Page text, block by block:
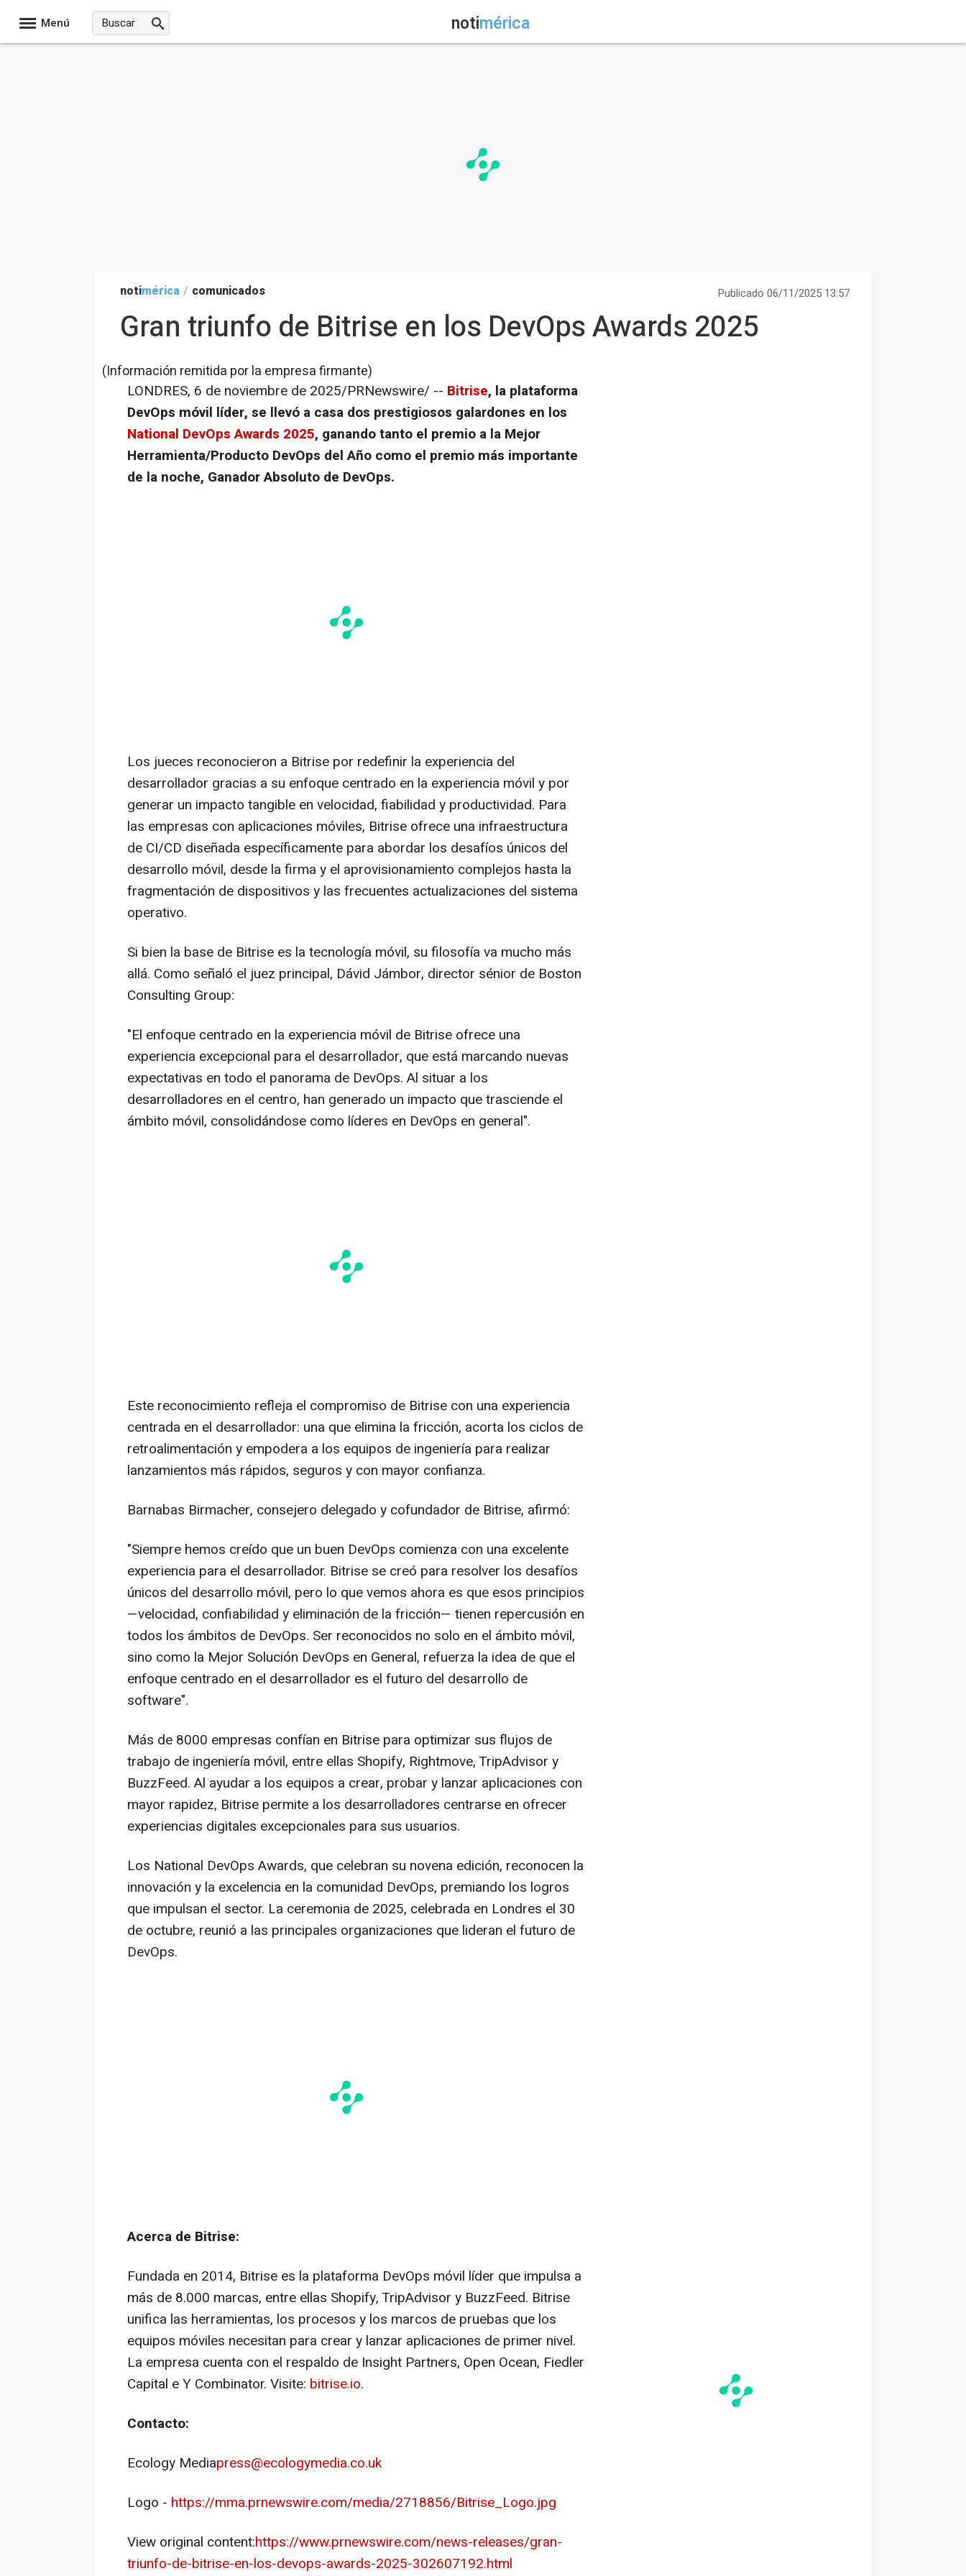
Menú notimérica
notimérica / comunicados Publicado 06/11/2025 13:57
Gran triunfo de Bitrise en los DevOps Awards 2025
(Información remitida por la empresa firmante)
LONDRES, 6 de noviembre de 2025/PRNewswire/ -- Bitrise, la plataforma
DevOps móvil líder, se llevó a casa dos prestigiosos galardones en los
National DevOps Awards 2025, ganando tanto el premio a la Mejor
Herramienta/Producto DevOps del Año como el premio más importante
de la noche, Ganador Absoluto de DevOps.
Los jueces reconocieron a Bitrise por redefinir la experiencia del
desarrollador gracias a su enfoque centrado en la experiencia móvil y por
generar un impacto tangible en velocidad, fiabilidad y productividad. Para
las empresas con aplicaciones móviles, Bitrise ofrece una infraestructura
de CI/CD diseñada específicamente para abordar los desafíos únicos del
desarrollo móvil, desde la firma y el aprovisionamiento complejos hasta la
fragmentación de dispositivos y las frecuentes actualizaciones del sistema
operativo.
Si bien la base de Bitrise es la tecnología móvil, su filosofía va mucho más
allá. Como señaló el juez principal, Dávid Jámbor, director sénior de Boston
Consulting Group:
"El enfoque centrado en la experiencia móvil de Bitrise ofrece una
experiencia excepcional para el desarrollador, que está marcando nuevas
expectativas en todo el panorama de DevOps. Al situar a los
desarrolladores en el centro, han generado un impacto que trasciende el
ámbito móvil, consolidándose como líderes en DevOps en general".
Este reconocimiento refleja el compromiso de Bitrise con una experiencia
centrada en el desarrollador: una que elimina la fricción, acorta los ciclos de
retroalimentación y empodera a los equipos de ingeniería para realizar
lanzamientos más rápidos, seguros y con mayor confianza.
Barnabas Birmacher, consejero delegado y cofundador de Bitrise, afirmó:
"Siempre hemos creído que un buen DevOps comienza con una excelente
experiencia para el desarrollador. Bitrise se creó para resolver los desafíos
únicos del desarrollo móvil, pero lo que vemos ahora es que esos principios
—velocidad, confiabilidad y eliminación de la fricción— tienen repercusión en
todos los ámbitos de DevOps. Ser reconocidos no solo en el ámbito móvil,
sino como la Mejor Solución DevOps en General, refuerza la idea de que el
enfoque centrado en el desarrollador es el futuro del desarrollo de
software".
Más de 8000 empresas confían en Bitrise para optimizar sus flujos de
trabajo de ingeniería móvil, entre ellas Shopify, Rightmove, TripAdvisor y
BuzzFeed. Al ayudar a los equipos a crear, probar y lanzar aplicaciones con
mayor rapidez, Bitrise permite a los desarrolladores centrarse en ofrecer
experiencias digitales excepcionales para sus usuarios.
Los National DevOps Awards, que celebran su novena edición, reconocen la
innovación y la excelencia en la comunidad DevOps, premiando los logros
que impulsan el sector. La ceremonia de 2025, celebrada en Londres el 30
de octubre, reunió a las principales organizaciones que lideran el futuro de
DevOps.
Acerca de Bitrise:
Fundada en 2014, Bitrise es la plataforma DevOps móvil líder que impulsa a
más de 8.000 marcas, entre ellas Shopify, TripAdvisor y BuzzFeed. Bitrise
unifica las herramientas, los procesos y los marcos de pruebas que los
equipos móviles necesitan para crear y lanzar aplicaciones de primer nivel.
La empresa cuenta con el respaldo de Insight Partners, Open Ocean, Fiedler
Capital e Y Combinator. Visite: bitrise.io.
Contacto:
Ecology Mediapress@ecologymedia.co.uk
Logo - https://mma.prnewswire.com/media/2718856/Bitrise_Logo.jpg
View original content:https://www.prnewswire.com/news-releases/gran-
triunfo-de-bitrise-en-los-devops-awards-2025-302607192.html